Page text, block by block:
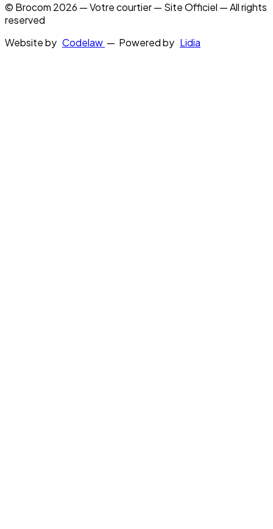
© Brocom 2026 — Votre courtier — Site Officiel — All rights
reserved
Website by Codelaw — Powered by Lidia